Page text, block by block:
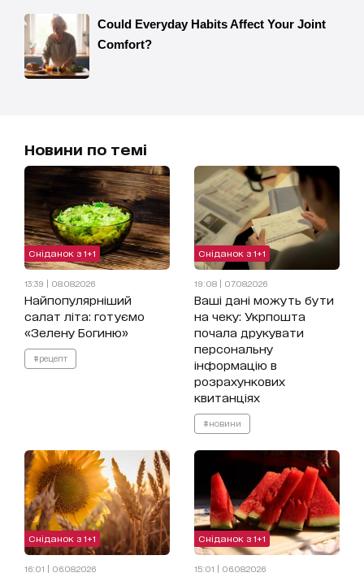
Новини по темі
Сніданок з 1+1
13:39 | 08.08.2026
Найпопулярніший
салат літа: готуємо
«Зелену Богиню»
#рецепт
Сніданок з 1+1
19:08 | 07.08.2026
Ваші дані можуть бути
на чеку: Укрпошта
почала друкувати
персональну
інформацію в
розрахункових
квитанціях
#новини
Сніданок з 1+1
16:01 | 06.08.2026
Сніданок з 1+1
15:01 | 06.08.2026